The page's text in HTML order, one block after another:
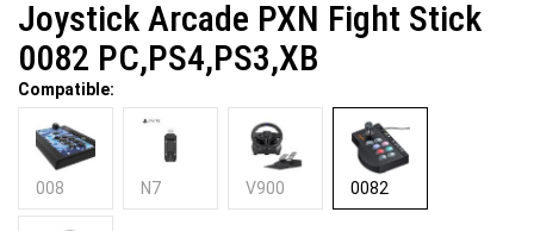
Joystick Arcade PXN Fight Stick
0082 PC,PS4,PS3,XB
Compatible:
008 N7 V900 0082